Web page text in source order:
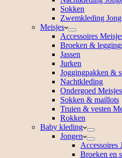
Sokken
Zwemkleding
Meisjes
Accessoires
Broeken &
Jassen
Jurken
Joggingpakken &
Nachtkleding
Ondergoed Meisjes
Sokken & maillots
Truien & vesten
Rokken
Baby kleding
Jongen
Accessoires
Broeken en